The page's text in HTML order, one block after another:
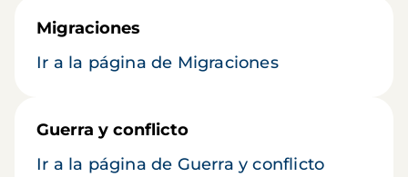
Migraciones
Ir a la página de Migraciones
Guerra y conflicto
Ir a la página de Guerra y conflicto